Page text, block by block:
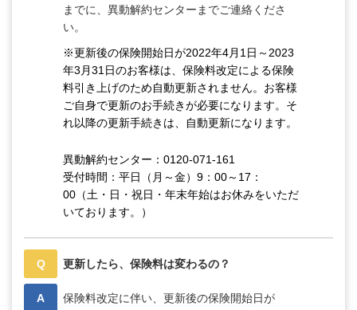
までに、異動解約センターまでご連絡くださ
い。
※更新後の保険開始日が2022年4月1日～2023
年3月31日のお客様は、保険料改定による保険
料引き上げのため自動更新されません。お客様
ご自身で更新のお手続きが必要になります。そ
れ以降の更新手続きは、自動更新になります。
異動解約センター：0120-071-161
受付時間：平日（月～金）9：00～17：
00（土・日・祝日・年末年始はお休みをいただ
いております。）
Q 更新したら、保険料は変わるの？
A
保険料改定に伴い、更新後の保険開始日が